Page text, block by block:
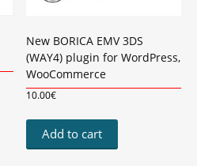
New BORICA EMV 3DS
(WAY4) plugin for WordPress,
WooCommerce
10.00€
Add to cart